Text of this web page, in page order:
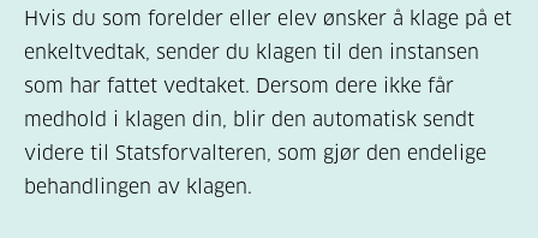
Hvis du som forelder eller elev ønsker å klage på et
enkeltvedtak, sender du klagen til den instansen
som har fattet vedtaket. Dersom dere ikke får
medhold i klagen din, blir den automatisk sendt
videre til Statsforvalteren, som gjør den endelige
behandlingen av klagen.